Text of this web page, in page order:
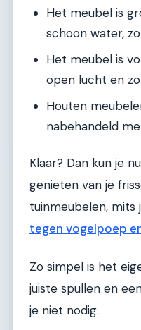
Het meubel is
schoon water,
Het meubel is
open lucht en
Houten
nabehandeld
Klaar? Dan kun je
genieten van je
tuinmeubelen, mits
tegen vogelpoep
Zo simpel is het
juiste spullen en
je niet nodig.